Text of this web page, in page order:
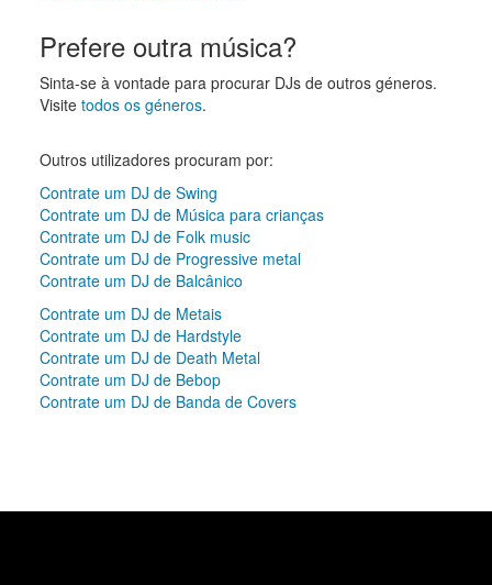
Prefere outra música?
Sinta-se à vontade para procurar DJs de outros géneros.
Visite todos os géneros.
Outros utilizadores procuram por:
Contrate um DJ de Swing
Contrate um DJ de Música para crianças
Contrate um DJ de Folk music
Contrate um DJ de Progressive metal
Contrate um DJ de Balcânico
Contrate um DJ de Metais
Contrate um DJ de Hardstyle
Contrate um DJ de Death Metal
Contrate um DJ de Bebop
Contrate um DJ de Banda de Covers